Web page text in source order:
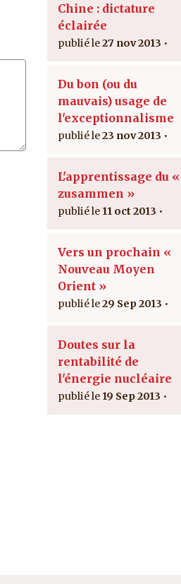
Chine : dictature
éclairée
27 nov 2013
Du bon (ou du
mauvais) usage de
l'exceptionnalisme
23 nov 2013
L'apprentissage du «
zusammen »
11 oct 2013
Vers un prochain «
Nouveau Moyen
Orient »
29 Sep 2013
Doutes sur la
rentabilité de
l'énergie nucléaire
19 Sep 2013